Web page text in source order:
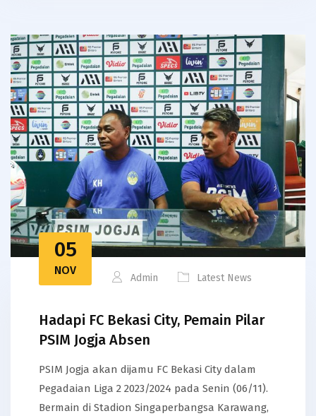
05
NOV
Admin Latest News
Hadapi FC Bekasi City, Pemain Pilar
PSIM Jogja Absen
PSIM Jogja akan dijamu FC Bekasi City dalam
Pegadaian Liga 2 2023/2024 pada Senin (06/11).
Bermain di Stadion Singaperbangsa Karawang,